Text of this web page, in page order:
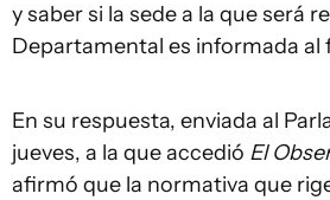
y saber si la sede a la que será
Departamental es informada al
En su respuesta, enviada al
jueves, a la que accedió El
afirmó que la normativa que